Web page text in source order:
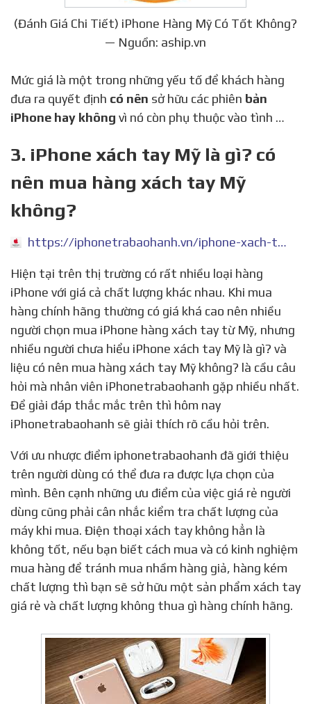
(Đánh Giá Chi Tiết) iPhone Hàng Mỹ Có Tốt Không?
— Nguồn: aship.vn
Mức giá là một trong những yếu tố để khách hàng
đưa ra quyết định có nên sở hữu các phiên bản
iPhone hay không vì nó còn phụ thuộc vào tình …
3. iPhone xách tay Mỹ là gì? có
nên mua hàng xách tay Mỹ
không?
https://iphonetrabaohanh.vn/iphone-xach-tay-my-la-gi-co-nen-mua-hang-xach-tay-my-khong/
Hiện tại trên thị trường có rất nhiều loại hàng
iPhone với giá cả chất lượng khác nhau. Khi mua
hàng chính hãng thường có giá khá cao nên nhiều
người chọn mua iPhone hàng xách tay từ Mỹ, nhưng
nhiều người chưa hiểu iPhone xách tay Mỹ là gì? và
liệu có nên mua hàng xách tay Mỹ không? là cầu câu
hỏi mà nhân viên iPhonetrabaohanh gặp nhiều nhất.
Để giải đáp thắc mắc trên thì hôm nay
iPhonetrabaohanh sẽ giải thích rõ cầu hỏi trên.
Với ưu nhược điểm iphonetrabaohanh đã giới thiệu
trên người dùng có thể đưa ra được lựa chọn của
mình. Bên cạnh những ưu điểm của việc giá rẻ người
dùng cũng phải cân nhắc kiểm tra chất lượng của
máy khi mua. Điện thoại xách tay không hẳn là
không tốt, nếu bạn biết cách mua và có kinh nghiệm
mua hàng để tránh mua nhầm hàng giả, hàng kém
chất lượng thì bạn sẽ sở hữu một sản phẩm xách tay
giá rẻ và chất lượng không thua gì hàng chính hãng.